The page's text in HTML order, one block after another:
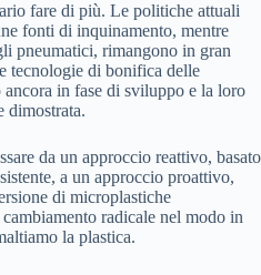
fare di più. Le politiche attuali
fonti di inquinamento, mentre
pneumatici, rimangono in gran
tecnologie di bonifica delle
in fase di sviluppo e la loro
dimostrata.
da un approccio reattivo, basato
a un approccio proattivo,
di microplastiche
radicale nel modo in
la plastica.